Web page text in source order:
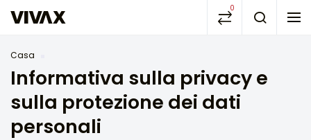
0
Casa
Informativa sulla privacy e
sulla protezione dei dati
personali